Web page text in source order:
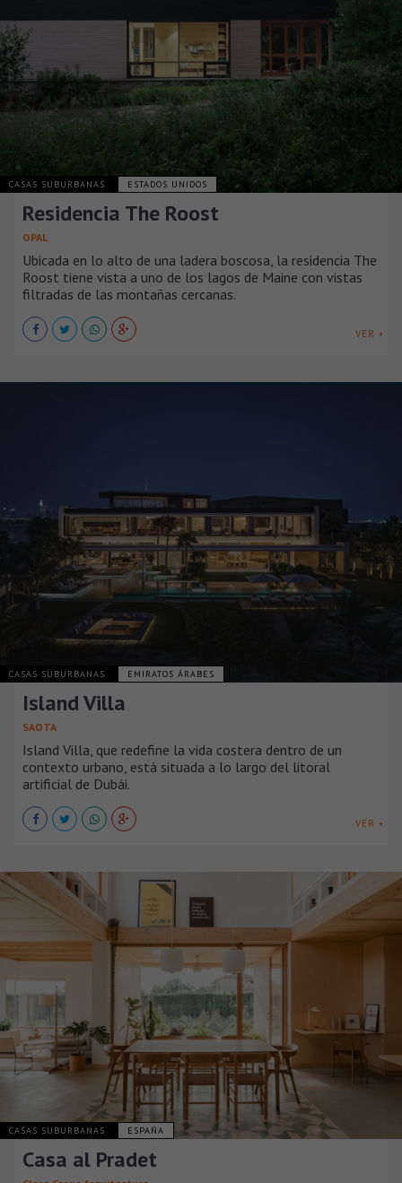
CASAS SUBURBANAS ESTADOS UNIDOS
Residencia The Roost
OPAL
Ubicada en lo alto de una ladera boscosa, la residencia The
Roost tiene vista a uno de los lagos de Maine con vistas
filtradas de las montañas cercanas.
VER +
CASAS SUBURBANAS EMIRATOS ÁRABES
Island Villa
SAOTA
Island Villa, que redefine la vida costera dentro de un
contexto urbano, está situada a lo largo del litoral
artificial de Dubái.
VER +
CASAS SUBURBANAS ESPAÑA
Casa al Pradet